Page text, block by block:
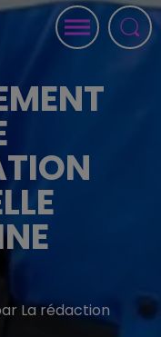
La rédaction